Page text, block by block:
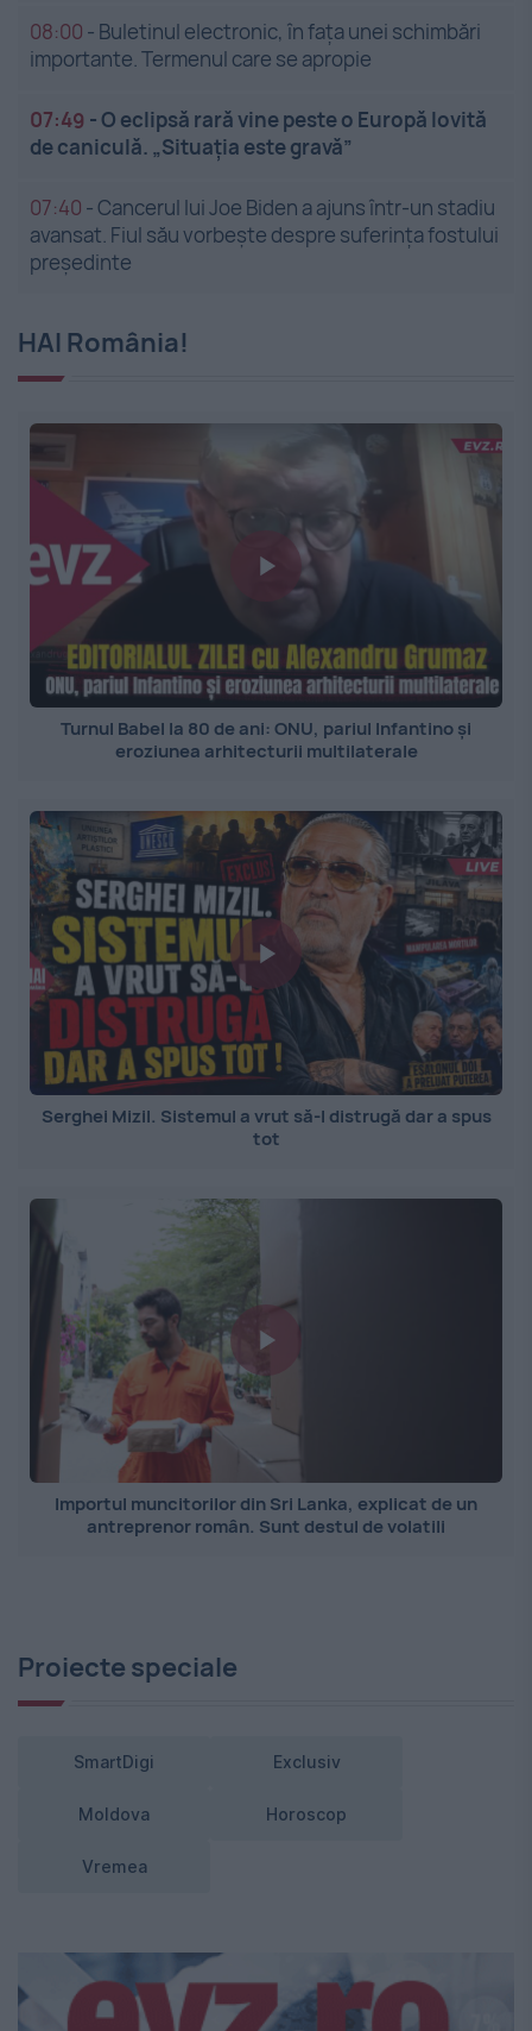
08:00 - Buletinul electronic, în fața unei schimbări
importante. Termenul care se apropie
07:49 -O eclipsă rară vine peste o Europă lovită
de caniculă. „Situația este gravă”
07:40 -Cancerul lui Joe Biden a ajuns într-un stadiu
avansat. Fiul său vorbește despre suferința fostului
președinte
HAI România!
Turnul Babel la 80 de ani: ONU, pariul Infantino și
eroziunea arhitecturii multilaterale
Serghei Mizil. Sistemul a vrut să-l distrugă dar a spus
tot
Importul muncitorilor din Sri Lanka, explicat de un
antreprenor român. Sunt destul de volatili
Proiecte speciale
SmartDigi Exclusiv
Moldova Horoscop
Vremea